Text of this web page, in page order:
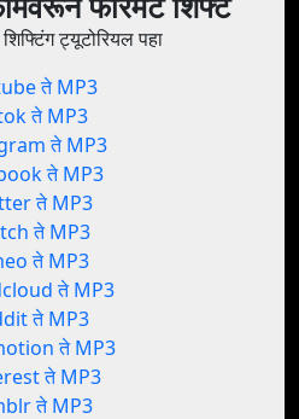
ट्यूटोरियल पहा
ते MP3
ते MP3
ते MP3
ते MP3
ते MP3
ते MP3
ते MP3
ते MP3
ते MP3
ते MP3
ते MP3
ते MP3